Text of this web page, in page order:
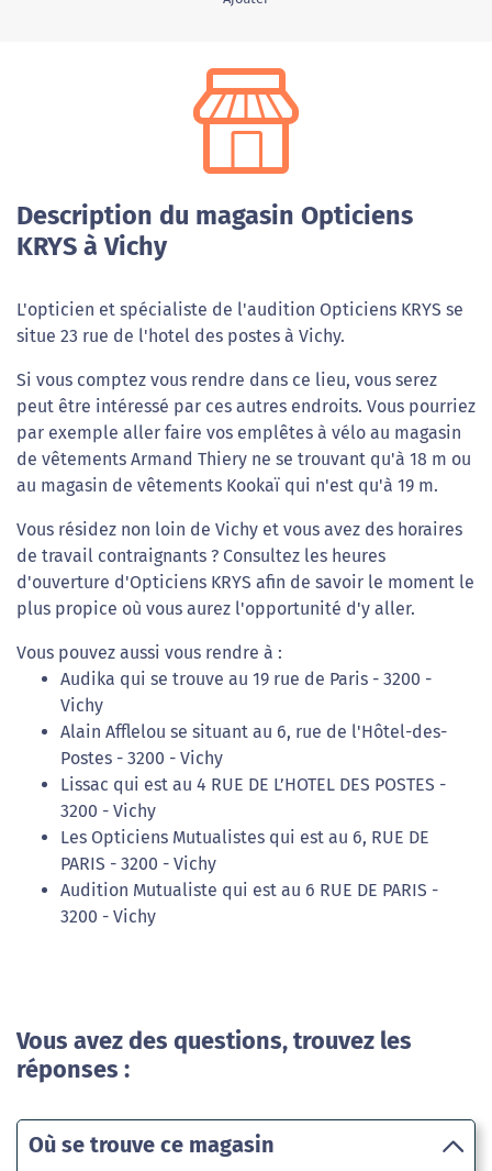
Description du magasin Opticiens
KRYS à Vichy
L'opticien et spécialiste de l'audition Opticiens KRYS se
situe 23 rue de l'hotel des postes à Vichy.
Si vous comptez vous rendre dans ce lieu, vous serez
peut être intéressé par ces autres endroits. Vous pourriez
par exemple aller faire vos emplêtes à vélo au magasin
de vêtements Armand Thiery ne se trouvant qu'à 18 m ou
au magasin de vêtements Kookaï qui n'est qu'à 19 m.
Vous résidez non loin de Vichy et vous avez des horaires
de travail contraignants ? Consultez les heures
d'ouverture d'Opticiens KRYS afin de savoir le moment le
plus propice où vous aurez l'opportunité d'y aller.
Vous pouvez aussi vous rendre à :
Audika qui se trouve au 19 rue de Paris - 3200 -
Vichy
Alain Afflelou se situant au 6, rue de l'Hôtel-des-
Postes - 3200 - Vichy
Lissac qui est au 4 RUE DE L’HOTEL DES POSTES -
3200 - Vichy
Les Opticiens Mutualistes qui est au 6, RUE DE
PARIS - 3200 - Vichy
Audition Mutualiste qui est au 6 RUE DE PARIS -
3200 - Vichy
Vous avez des questions, trouvez les
réponses :
Où se trouve ce magasin